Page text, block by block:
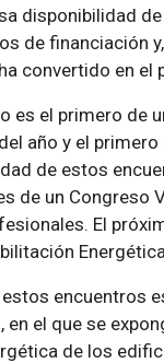
disponibilidad
de financiación
convertido en
es el primero de
año y el
de estos
de un Congreso
El
encuentros
en el que se
de los